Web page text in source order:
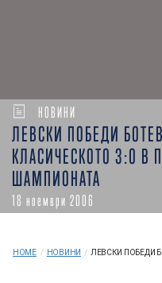
НОВИНИ
ЛЕВСКИ ПОБЕДИ
КЛАСИЧЕСКОТО 3:0 В
ШАМПИОНАТА
18 ноември 2006
HOME / НОВИНИ / ЛЕВСКИ ПОБЕДИ